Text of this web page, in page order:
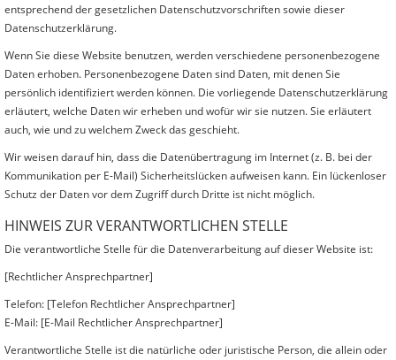
entsprechend der gesetzlichen Datenschutzvorschriften sowie dieser
Datenschutzerklärung.
Wenn Sie diese Website benutzen, werden verschiedene personenbezogene
Daten erhoben. Personenbezogene Daten sind Daten, mit denen Sie
persönlich identifiziert werden können. Die vorliegende Datenschutzerklärung
erläutert, welche Daten wir erheben und wofür wir sie nutzen. Sie erläutert
auch, wie und zu welchem Zweck das geschieht.
Wir weisen darauf hin, dass die Datenübertragung im Internet (z. B. bei der
Kommunikation per E-Mail) Sicherheitslücken aufweisen kann. Ein lückenloser
Schutz der Daten vor dem Zugriff durch Dritte ist nicht möglich.
HINWEIS ZUR VERANTWORTLICHEN STELLE
Die verantwortliche Stelle für die Datenverarbeitung auf dieser Website ist:
[Rechtlicher Ansprechpartner]
Telefon: [Telefon Rechtlicher Ansprechpartner]
E-Mail: [E-Mail Rechtlicher Ansprechpartner]
Verantwortliche Stelle ist die natürliche oder juristische Person, die allein oder